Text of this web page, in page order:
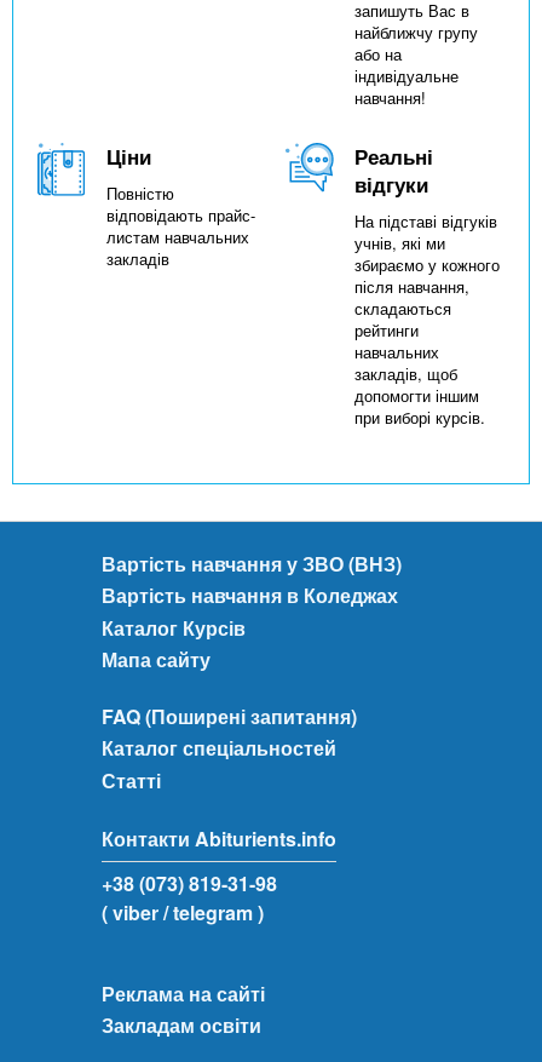
запишуть Вас в
найближчу групу
або на
індивідуальне
навчання!
Ціни
Повністю
відповідають прайс-
листам навчальних
закладів
Реальні
відгуки
На підставі відгуків
учнів, які ми
збираємо у кожного
після навчання,
складаються
рейтинги
навчальних
закладів, щоб
допомогти іншим
при виборі курсів.
Вартість навчання у ЗВО (ВНЗ)
Вартість навчання в Коледжах
Каталог Курсів
Мапа сайту
FAQ (Поширені запитання)
Каталог спеціальностей
Статті
Контакти Abiturients.info
+38 (073) 819-31-98
( viber/ telegram )
Реклама на сайті
Закладам освіти